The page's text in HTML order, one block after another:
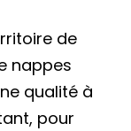
de
nappes
qualité à
pour